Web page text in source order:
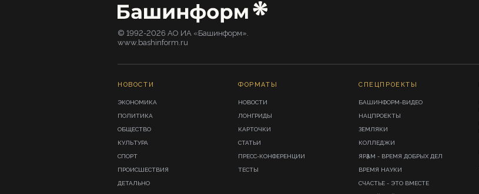
© 1992-2026 АО ИА «Башинформ».
www.bashinform.ru
НОВОСТИ
ЭКОНОМИКА
ПОЛИТИКА
ОБЩЕСТВО
КУЛЬТУРА
СПОРТ
ПРОИСШЕСТВИЯ
ДЕТАЛЬНО
ФОРМАТЫ
НОВОСТИ
ЛОНГРИДЫ
КАРТОЧКИ
СТАТЬИ
ПРЕСС-КОНФЕРЕНЦИИ
ТЕСТЫ
СПЕЦПРОЕКТЫ
БАШИНФОРМ-ВИДЕО
НАЦПРОЕКТЫ
ЗЕМЛЯКИ
КОЛЛЕДЖИ
ЯРҘАМ - ВРЕМЯ ДОБРЫХ ДЕЛ
ВРЕМЯ НАУКИ
СЧАСТЬЕ - ЭТО ВМЕСТЕ